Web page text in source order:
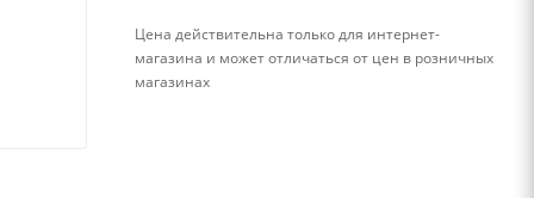
Цена действительна только для интернет-
магазина и может отличаться от цен в розничных
магазинах